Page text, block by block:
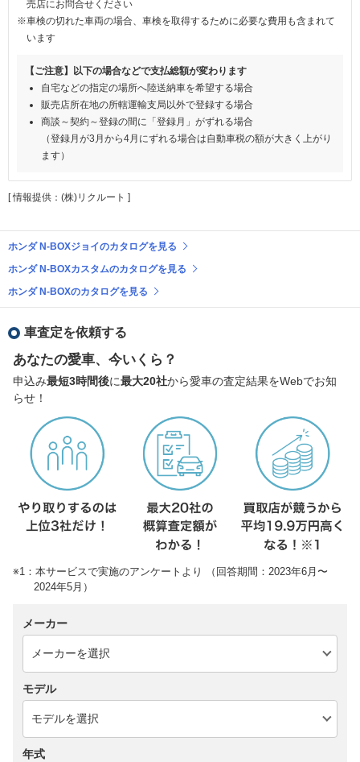
売店にお問合せください
※車検の切れた車両の場合、車検を取得するために必要な費用も含まれて
います
【ご注意】以下の場合などで支払総額が変わります
自宅などの指定の場所へ陸送納車を希望する場合
販売店所在地の所轄運輸支局以外で登録する場合
商談～契約～登録の間に「登録月」がずれる場合
（登録月が3月から4月にずれる場合は自動車税の額が大きく上がり
ます）
[ 情報提供：(株)リクルート ]
ホンダ N-BOXジョイのカタログを見る
ホンダ N-BOXカスタムのカタログを見る
ホンダ N-BOXのカタログを見る
車査定を依頼する
あなたの愛車、今いくら？
申込み最短3時間後に最大20社から愛車の査定結果をWebでお知
らせ！
※1：本サービスで実施のアンケートより （回答期間：2023年6月〜
2024年5月）
メーカー
モデル
年式